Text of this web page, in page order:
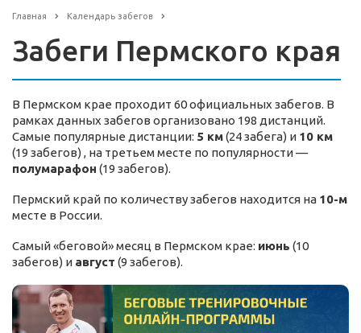
Главная Календарь забегов
Забеги Пермского края
В Пермском крае проходит 60 официальных забегов. В
рамках данных забегов организовано 198 дистанций.
Самые популярные дистанции: 5 км(24 забега) и 10 км
(19 забегов) , на третьем месте по популярности —
полумарафон (19 забегов).
Пермский край по количеству забегов находится на 10-м
месте в России.
Самый «беговой» месяц в Пермском крае: июнь (10
забегов) и август (9 забегов).